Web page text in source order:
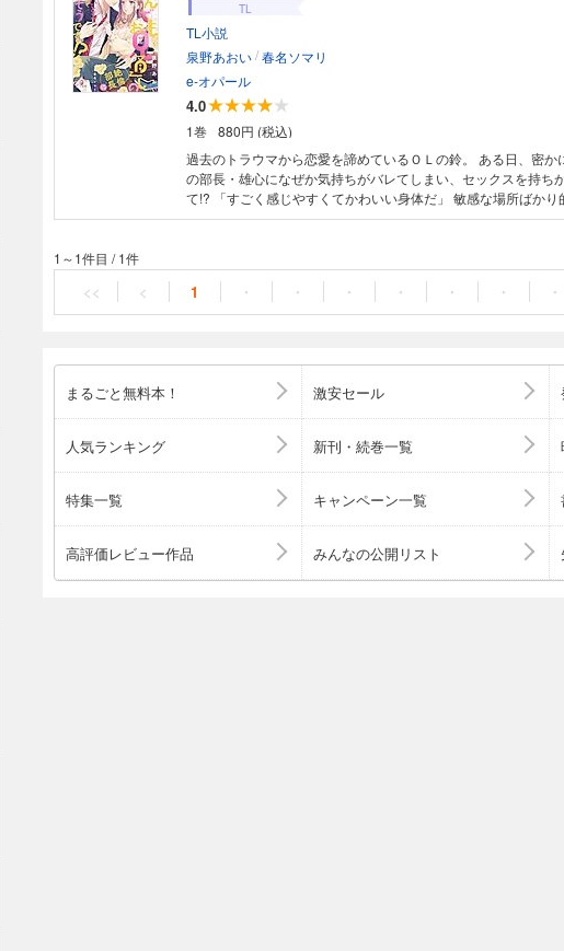
TL
TL小説
泉野あおい/春名ソマリ
e-オパール
4.0
1巻
880円 (税込)
過去のトラウマから恋愛を諦めているＯＬの鈴。 ある日、密か
の部長・雄心になぜか気持ちがバレてしまい、セックスを持ち
て!? 「すごく感じやすくてかわいい身体だ」 敏感な場所ばかり的確に攻め
られ、甘く痺れる。太く滾った肉杭で激しく突き上げられれば
1～1件目 /1件
<< < 1 ・ ・ ・ ・ ・ ・ ・
まるごと無料本！ 激安セール
人気ランキング 新刊・続巻一覧
特集一覧 キャンペーン一覧
高評価レビュー作品 みんなの公開リスト